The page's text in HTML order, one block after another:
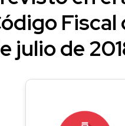
Fiscal
julio de